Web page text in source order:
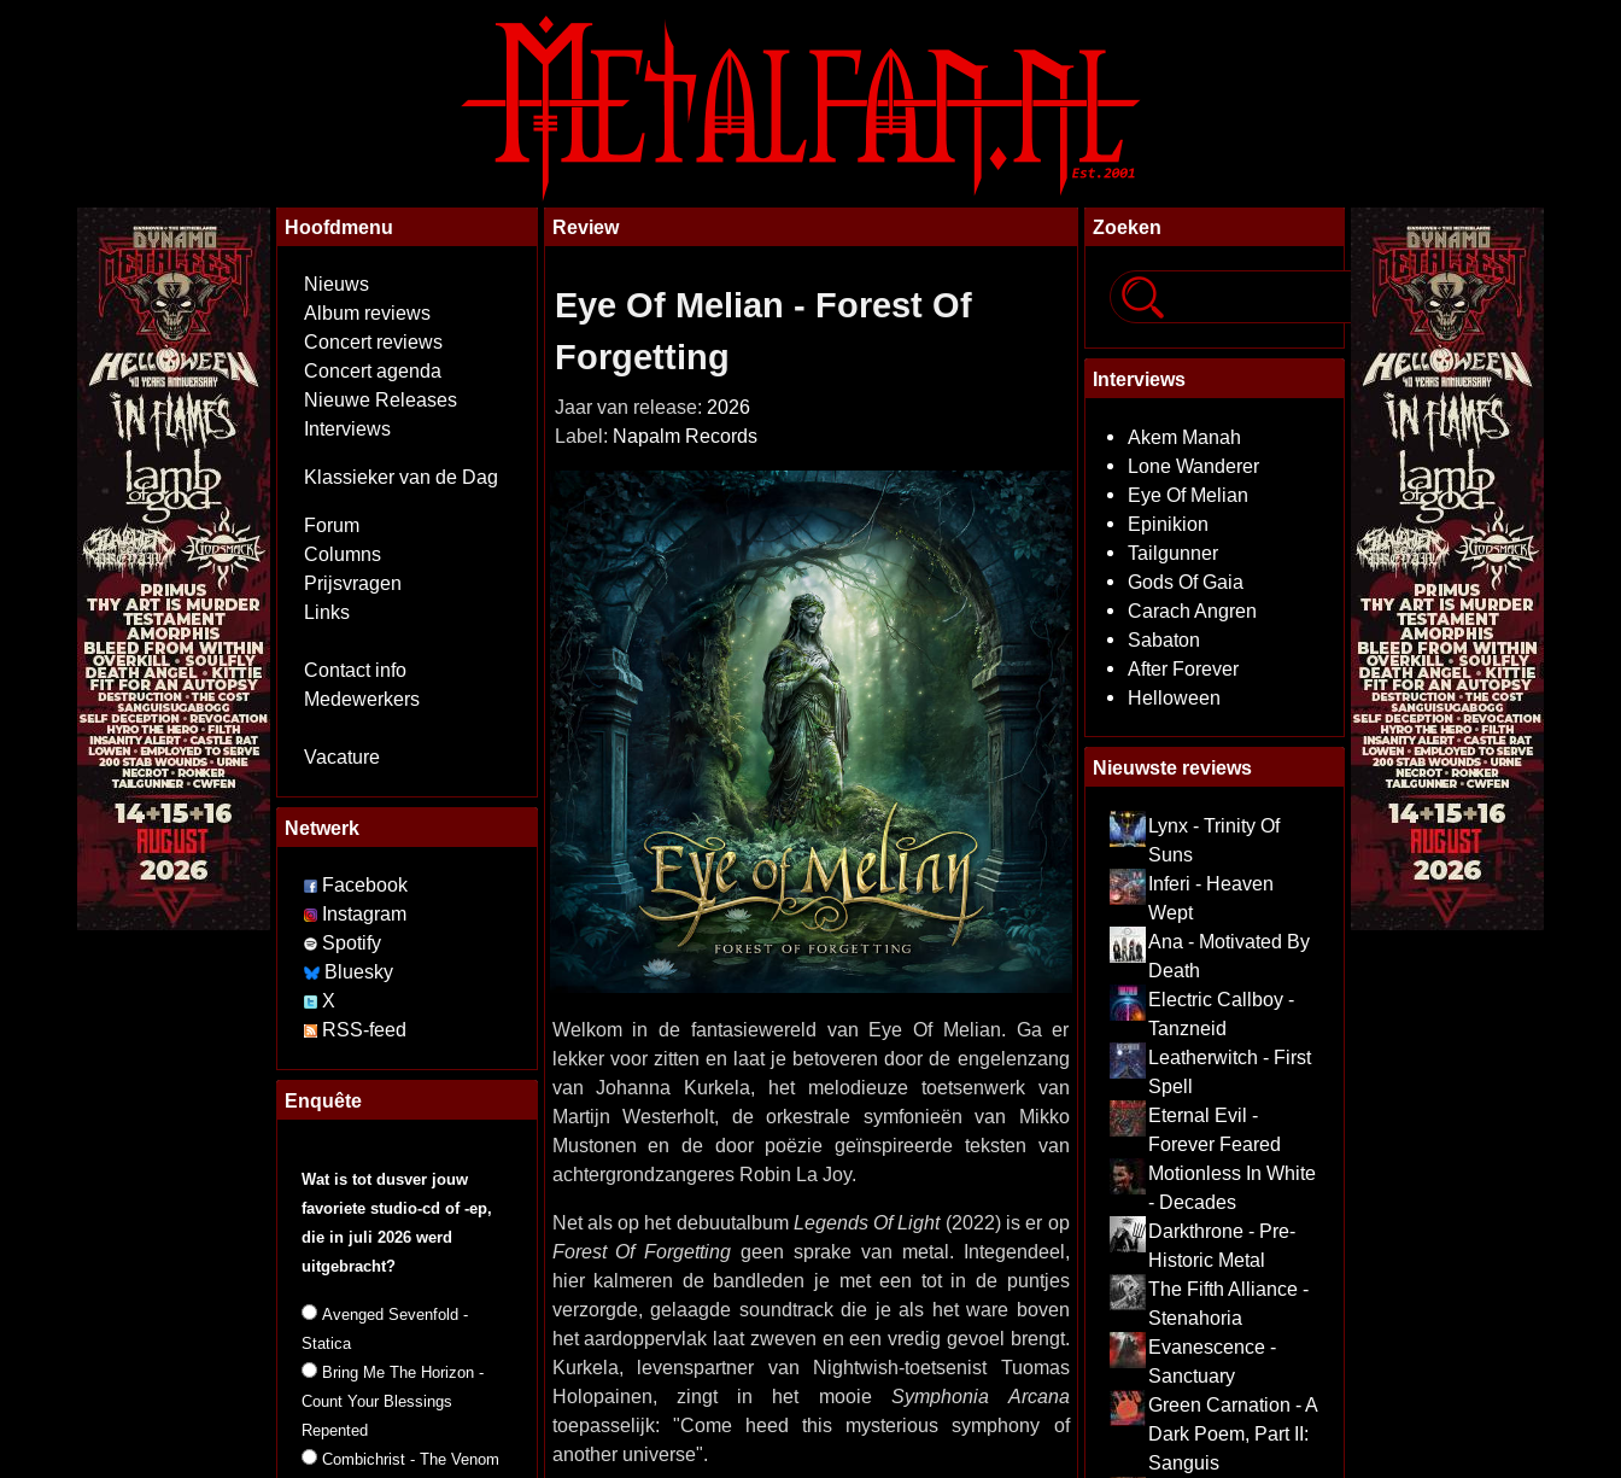
Hoofdmenu
Nieuws
Album reviews
Concert reviews
Concert agenda
Nieuwe Releases
Interviews
Klassieker van de Dag
Forum
Columns
Prijsvragen
Links
Contact info
Medewerkers
Vacature
Netwerk
Facebook
Instagram
Spotify
Bluesky
X
RSS-feed
Enquête
Wat is tot dusver jouw
favoriete studio-cd of -ep,
die in juli 2026 werd
uitgebracht?
Avenged Sevenfold -
Statica
Bring Me The Horizon -
Count Your Blessings
Repented
Combichrist - The Venom
Review
Eye Of Melian - Forest Of
Forgetting
Jaar van release: 2026
Label: Napalm Records
Welkom in de fantasiewereld van Eye Of Melian. Ga er
lekker voor zitten en laat je betoveren door de engelenzang
van Johanna Kurkela, het melodieuze toetsenwerk van
Martijn Westerholt, de orkestrale symfonieën van Mikko
Mustonen en de door poëzie geïnspireerde teksten van
achtergrondzangeres Robin La Joy.
Net als op het debuutalbum Legends Of Light(2022) is er op
Forest Of Forgetting geen sprake van metal. Integendeel,
hier kalmeren de bandleden je met een tot in de puntjes
verzorgde, gelaagde soundtrack die je als het ware boven
het aardoppervlak laat zweven en een vredig gevoel brengt.
Kurkela, levenspartner van Nightwish-toetsenist Tuomas
Holopainen, zingt in het mooieSymphonia Arcana
toepasselijk: "Come heed this mysterious symphony of
another universe".
Zoeken
Interviews
Akem Manah
Lone Wanderer
Eye Of Melian
Epinikion
Tailgunner
Gods Of Gaia
Carach Angren
Sabaton
After Forever
Helloween
Nieuwste reviews
Lynx - Trinity Of
Suns
Inferi - Heaven
Wept
Ana - Motivated By
Death
Electric Callboy -
Tanzneid
Leatherwitch - First
Spell
Eternal Evil -
Forever Feared
Motionless In White
- Decades
Darkthrone - Pre-
Historic Metal
The Fifth Alliance -
Stenahoria
Evanescence -
Sanctuary
Green Carnation - A
Dark Poem, Part II:
Sanguis